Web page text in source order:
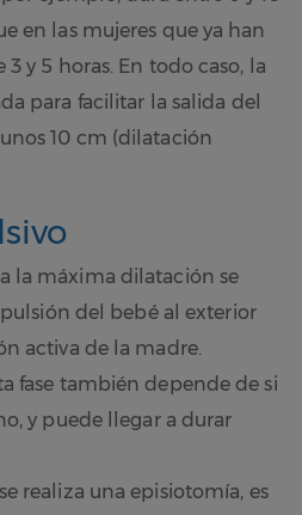
en las mujeres que ya han
y 5 horas. En todo caso, la
para facilitar la salida del
10 cm (dilatación
la máxima dilatación se
del bebé al exterior
activa de la madre.
fase también depende de si
y puede llegar a durar
realiza una episiotomía, es